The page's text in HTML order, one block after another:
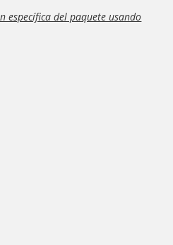
específica del paquete usando